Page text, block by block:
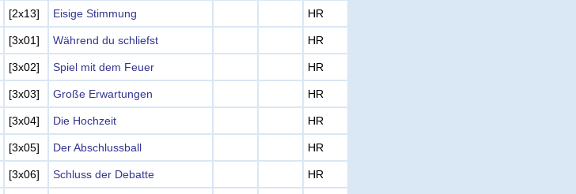
[2x13] Eisige Stimmung HR
[3x01] Während du schliefst HR
[3x02] Spiel mit dem Feuer HR
[3x03] Große Erwartungen HR
[3x04] Die Hochzeit HR
[3x05] Der Abschlussball HR
[3x06] Schluss der Debatte HR